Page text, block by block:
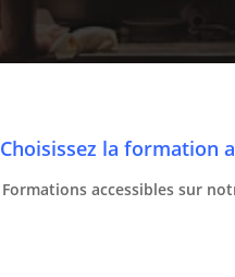
Choisissez la formation
Formations accessibles sur